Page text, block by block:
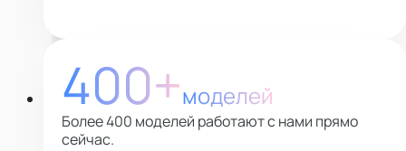
400+моделей
Более 400 моделей работают с нами прямо
сейчас.